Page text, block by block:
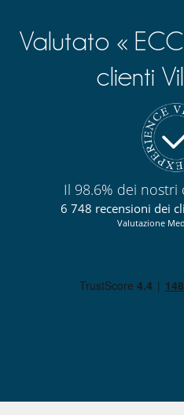
Valutato «
clienti
Il 98.6% dei
6 748 recensioni dei
Valutazione